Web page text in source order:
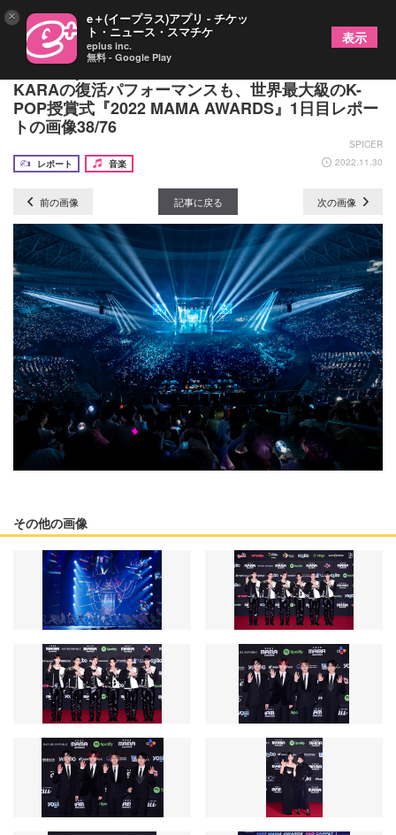
IVE、Kep1erら“第4世代”のコラボレーションや
KARAの復活パフォーマンスも、世界最大級のK-
POP授賞式『2022 MAMA AWARDS』1日目レポー
トの画像38/76
SPICER
レポート
音楽 2022.11.30
前の画像 記事に戻る 次の画像
その他の画像
× e＋(イープラス)アプリ - チケッ
ト・ニュース・スマチケ
eplus inc.
無料 - Google Play
表示